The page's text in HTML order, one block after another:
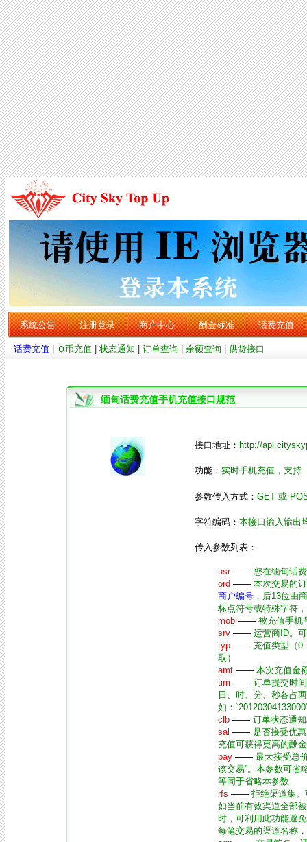
系统公告 注册登录 商户中心 酬金标准 话费充值
话费充值 Ｑ币充值 状态通知 订单查询 余额查询 供货接口
缅甸话费充值手机充值接口规范
接口地址： http://
功能： 实时手机充值，支持
参数传入方式： GET 或
字符编码： 本接口输入输出
传入参数列表：
usr—— 您在缅甸话
ord —— 本次交易的
商户编号 ，后13位由
标点符号或特殊字符
mob —— 被充值手机
srv —— 运营商ID。
typ —— 充值类型（0
取）
amt —— 本次充值金
tim —— 订单提交时
日、时、分、秒各占
如：
clb —— 订单状态通
sal —— 是否接受优惠
充值可获得更高的酬
pay —— 最大接受总
该交易”。本参数可省
等同于省略本参数
rfs —— 拒绝渠道集。
如当前有效渠道全部
时，可利用此功能避
每笔交易的渠道名称